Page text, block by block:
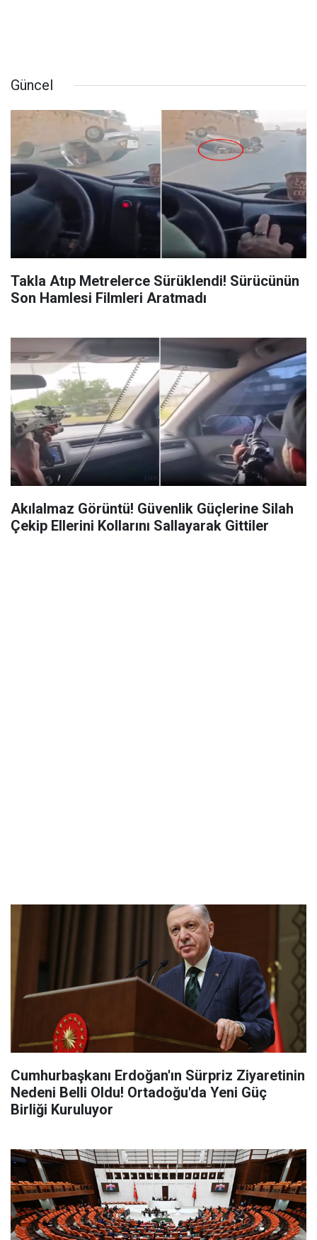
Güncel
Takla Atıp Metrelerce Sürüklendi! Sürücünün
Son Hamlesi Filmleri Aratmadı
Akılalmaz Görüntü! Güvenlik Güçlerine Silah
Çekip Ellerini Kollarını Sallayarak Gittiler
Cumhurbaşkanı Erdoğan'ın Sürpriz Ziyaretinin
Nedeni Belli Oldu! Ortadoğu'da Yeni Güç
Birliği Kuruluyor